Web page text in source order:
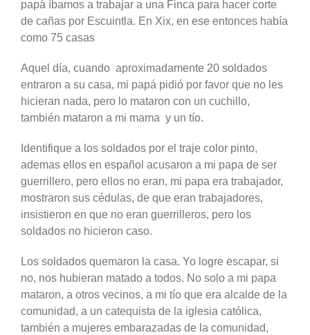
papá íbamos a trabajar a una Finca para hacer corte
de cañas por Escuintla. En Xix, en ese entonces había
como 75 casas
Aquel día, cuando aproximadamente 20 soldados
entraron a su casa, mi papá pidió por favor que no les
hicieran nada, pero lo mataron con un cuchillo,
también mataron a mi mama y un tío.
Identifique a los soldados por el traje color pinto,
ademas ellos en español acusaron a mi papa de ser
guerrillero, pero ellos no eran, mi papa era trabajador,
mostraron sus cédulas, de que eran trabajadores,
insistieron en que no eran guerrilleros, pero los
soldados no hicieron caso.
Los soldados quemaron la casa. Yo logre escapar, si
no, nos hubieran matado a todos. No solo a mi papa
mataron, a otros vecinos, a mi tío que era alcalde de la
comunidad, a un catequista de la iglesia católica,
también a mujeres embarazadas de la comunidad,